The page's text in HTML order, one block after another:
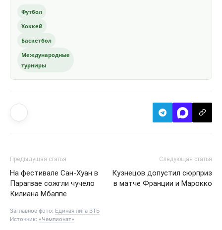
Футбол
Хоккей
Баскетбол
Международные
турниры
Предыдущая статья
На фестивале Сан-Хуан в
Парагвае сожгли чучело
Килиана Мбаппе
Следующая статья
Кузнецов допустил сюрприз
в матче Франции и Марокко
Заглавное фото: Единая лига ВТБ
Источник: «Чемпионат»